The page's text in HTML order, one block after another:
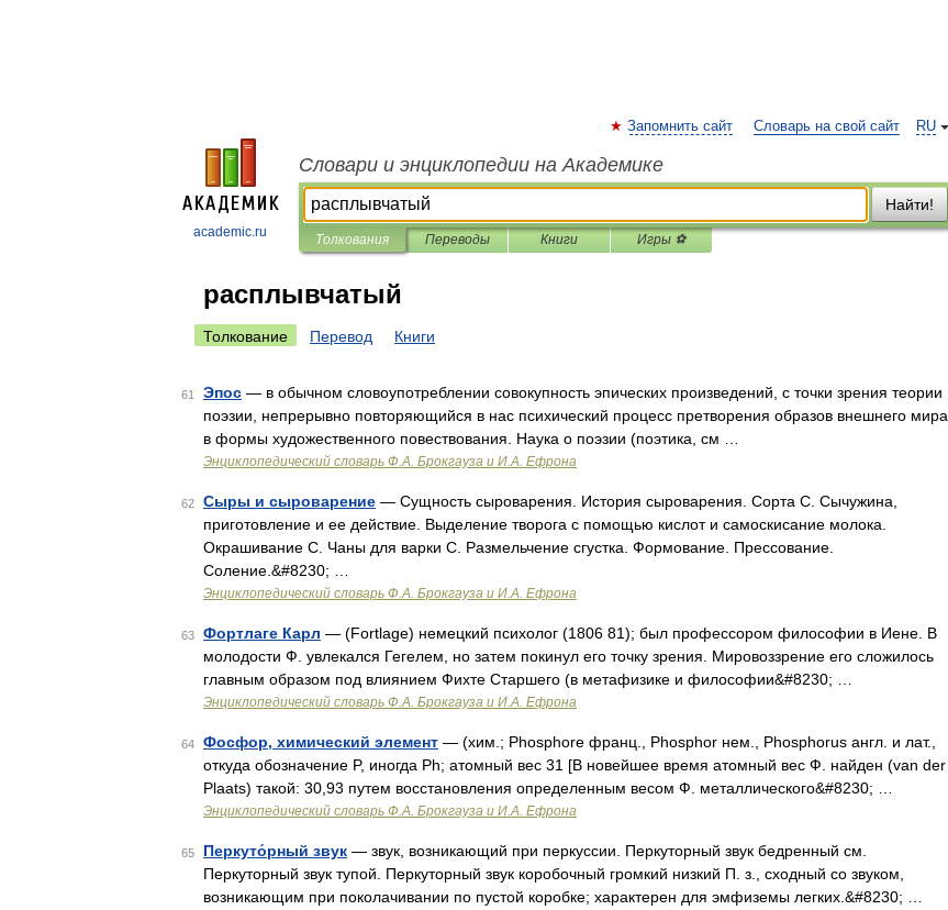
academic.ru
RU
Запомнить сайт Словарь на свой сайт
Словари и энциклопедии на Академике
Найти!
Толкования Переводы Книги Игры ⚽
расплывчатый
Толкование Перевод Книги
61 Эпос — в обычном словоупотреблении совокупность эпических произведений, с точки зрения теории
поэзии, непрерывно повторяющийся в нас психический процесс претворения образов внешнего мира
в формы художественного повествования. Наука о поэзии (поэтика, см …
Энциклопедический словарь Ф.А. Брокгауза и И.А. Ефрона
62 Сыры и сыроварение — Сущность сыроварения. История сыроварения. Сорта С. Сычужина,
приготовление и ее действие. Выделение творога с помощью кислот и самоскисание молока.
Окрашивание С. Чаны для варки С. Размельчение сгустка. Формование. Прессование.
Соление.&#8230; …
Энциклопедический словарь Ф.А. Брокгауза и И.А. Ефрона
63 Фортлаге Карл — (Fortlage) немецкий психолог (1806 81); был профессором философии в Иене. В
молодости Ф. увлекался Гегелем, но затем покинул его точку зрения. Мировоззрение его сложилось
главным образом под влиянием Фихте Старшего (в метафизике и философии&#8230; …
Энциклопедический словарь Ф.А. Брокгауза и И.А. Ефрона
64 Фосфор, химический элемент — (хим.; Phosphore франц., Phosphor нем., Phosphorus англ. и лат.,
откуда обозначение P, иногда Ph; атомный вес 31 [В новейшее время атомный вес Ф. найден (van der
Plaats) такой: 30,93 путем восстановления определенным весом Ф. металлического&#8230; …
Энциклопедический словарь Ф.А. Брокгауза и И.А. Ефрона
65 Перкуто́рный звук — звук, возникающий при перкуссии. Перкуторный звук бедренный см.
Перкуторный звук тупой. Перкуторный звук коробочный громкий низкий П. з., сходный со звуком,
возникающим при поколачивании по пустой коробке; характерен для эмфиземы легких.&#8230; …